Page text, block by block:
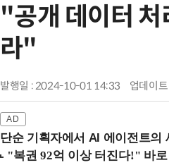
"공개 데이터 처
라"
발행일 : 2024-10-01 14:33 업데이
단순 기획자에서 AI 에이전트의